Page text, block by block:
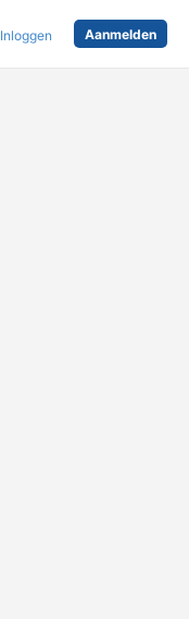
Inloggen Aanmelden